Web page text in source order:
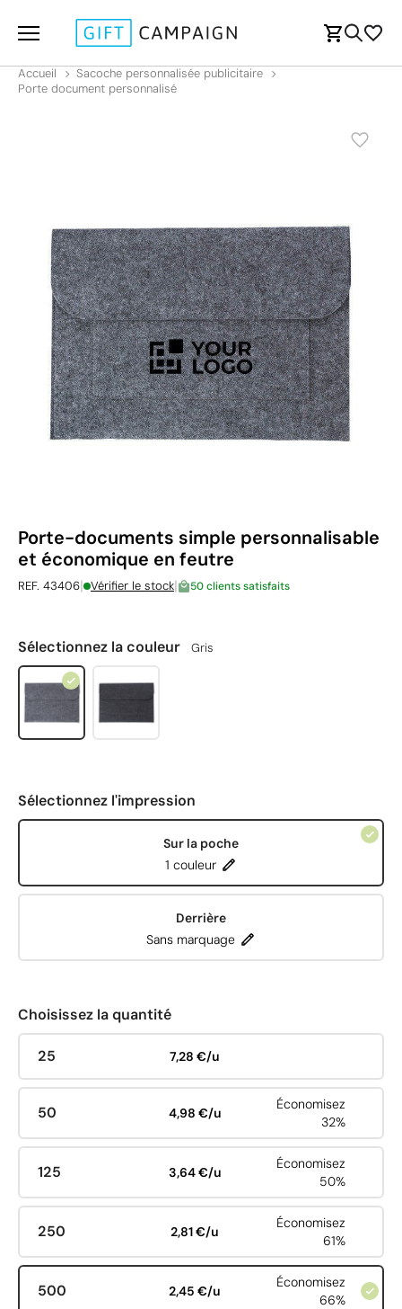
Accueil
Sacoche personnalisée publicitaire
Porte document personnalisé
Porte-documents simple personnalisable
et économique en feutre
REF. 43406| Vérifier le stock| 50 clients satisfaits
Sélectionnez la couleur Gris
Sélectionnez l'impression
Sur la poche
1 couleur
Derrière
Sans marquage
Choisissez la quantité
25 7,28 €/u
50 4,98 €/u
Économisez
32%
125 3,64 €/u
Économisez
50%
250 2,81 €/u
Économisez
61%
500 2,45 €/u
Économisez
66%